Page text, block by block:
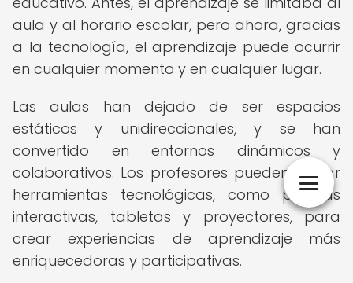
aula y al horario escolar, pero ahora, gracias
a la tecnología, el aprendizaje puede ocurrir
en cualquier momento y en cualquier lugar.
Las aulas han dejado de ser espacios
estáticos y unidireccionales, y se han
convertido en entornos dinámicos y
colaborativos. Los profesores pueden utilizar
herramientas tecnológicas, como pizarras
interactivas, tabletas y proyectores, para
crear experiencias de aprendizaje más
enriquecedoras y participativas.